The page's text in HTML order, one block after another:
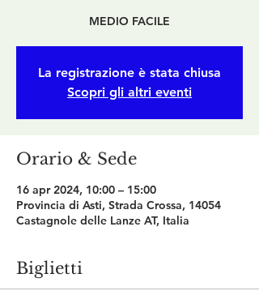
MEDIO FACILE
La registrazione è stata chiusa
Scopri gli altri eventi
Orario & Sede
16 apr 2024, 10:00 – 15:00
Provincia di Asti, Strada Crossa, 14054
Castagnole delle Lanze AT, Italia
Biglietti